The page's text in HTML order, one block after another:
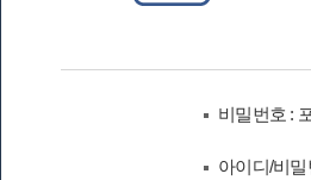
비밀번호 :
아이디/비